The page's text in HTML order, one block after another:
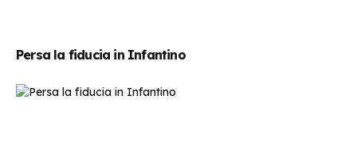
Persa la fiducia in Infantino